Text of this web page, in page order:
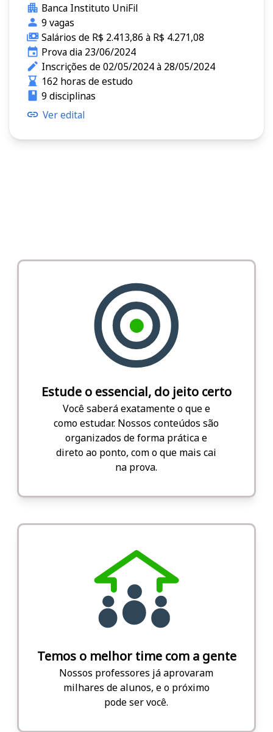
Banca Instituto UniFil
9 vagas
Salários de R$ 2.413,86 à R$ 4.271,08
Prova dia 23/06/2024
Inscrições de 02/05/2024 à 28/05/2024
162 horas de estudo
9 disciplinas
Ver edital
Estude o essencial, do jeito certo
Você saberá exatamente o que e
como estudar. Nossos conteúdos são
organizados de forma prática e
direto ao ponto, com o que mais cai
na prova.
Temos o melhor time com a gente
Nossos professores já aprovaram
milhares de alunos, e o próximo
pode ser você.